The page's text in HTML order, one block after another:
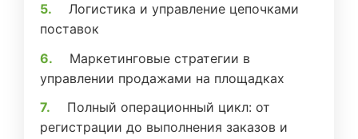
Логистика и управление цепочками
поставок
Маркетинговые стратегии в
управлении продажами на площадках
Полный операционный цикл: от
регистрации до выполнения заказов и